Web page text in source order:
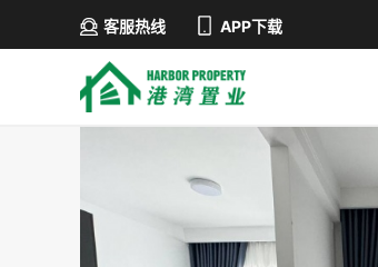
客服热线 APP下载